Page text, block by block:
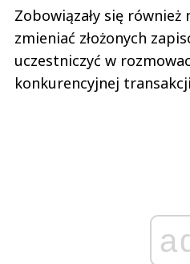
Zobowiązały się
zmieniać złożonych
uczestniczyć w
konkurencyjnej